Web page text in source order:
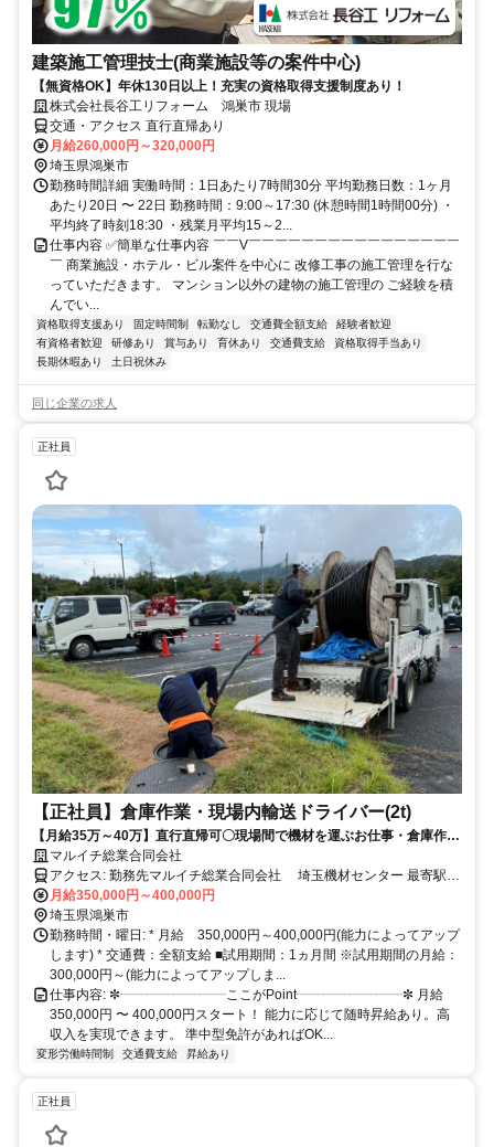
建築施工管理技士(商業施設等の案件中心)
【無資格OK】年休130日以上！充実の資格取得支援制度あり！
株式会社長谷工リフォーム 鴻巣市 現場
交通・アクセス 直行直帰あり
月給260,000円～320,000円
埼玉県鴻巣市
勤務時間詳細 実働時間：1日あたり7時間30分 平均勤務日数：1ヶ月
あたり20日 〜 22日 勤務時間：9:00～17:30 (休憩時間1時間00分) ・
平均終了時刻18:30 ・残業月平均15～2...
仕事内容 ✅簡単な仕事内容 ￣￣V￣￣￣￣￣￣￣￣￣￣￣￣￣￣￣￣
￣ 商業施設・ホテル・ビル案件を中心に 改修工事の施工管理を行な
っていただきます。 マンション以外の建物の施工管理の ご経験を積
んでい...
資格取得支援あり 固定時間制 転勤なし 交通費全額支給
経験者歓迎
有資格者歓迎
研修あり 賞与あり 育休あり 交通費支給
資格取得手当あり
長期休暇あり
土日祝休み
同じ企業の求人
正社員
【正社員】倉庫作業・現場内輸送ドライバー(2t)
【月給35万～40万】直行直帰可〇現場間で機材を運ぶお仕事・倉庫作
業・現場でのお手伝い/準中型免許があればOK！/直行直帰OK ＆ シフト
相談可！
マルイチ総業合同会社
アクセス: 勤務先マルイチ総業合同会社 埼玉機材センター 最寄駅
JR高崎線 鴻巣駅 徒歩15分 住所 〒365-0054 埼玉県鴻巣市大間
3-12-6
月給350,000円～400,000円
埼玉県鴻巣市
勤務時間・曜日: * 月給 350,000円～400,000円(能力によってアップ
します) * 交通費：全額支給 ■試用期間：1ヵ月間 ※試用期間の月給：
300,000円～(能力によってアップしま...
仕事内容: ✼┈┈┈┈┈┈┈┈ここがPoint┈┈┈┈┈┈┈┈✼ 月給
350,000円 〜 400,000円スタート！ 能力に応じて随時昇給あり。高
収入を実現できます。 準中型免許があればOK...
変形労働時間制 交通費支給 昇給あり
正社員